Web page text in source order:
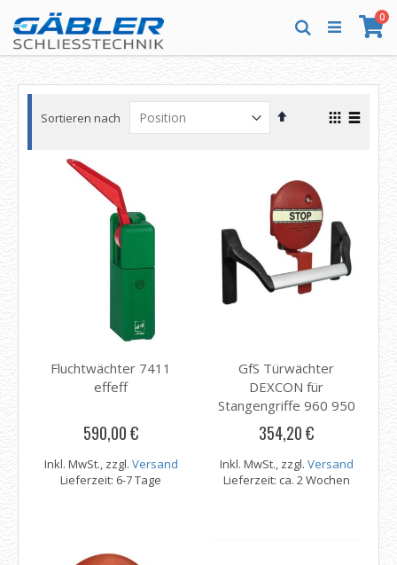
zum
Inhalt
0
Suche
Sortieren nach
In
Ansicht
Fluchtwächter 7411
effeff
590,00 €
Inkl. MwSt., zzgl. Versand
Lieferzeit: 6-7 Tage
GfS Türwächter
DEXCON für
Stangengriffe 960 950
354,20 €
Inkl. MwSt., zzgl. Versand
Lieferzeit: ca. 2 Wochen